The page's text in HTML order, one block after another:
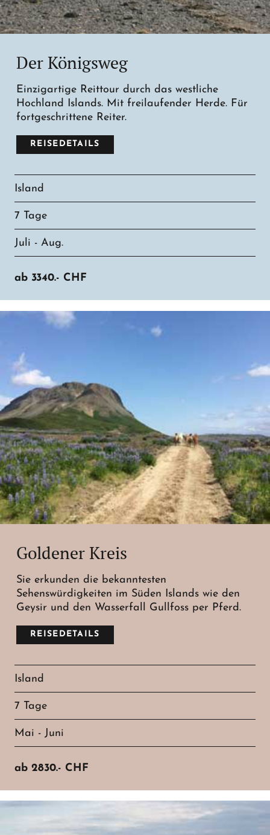
Der Königsweg
Einzigartige Reittour durch das westliche
Hochland Islands. Mit freilaufender Herde. Für
fortgeschrittene Reiter.
REISEDETAILS
Island
7 Tage
Juli - Aug.
ab 3340.- CHF
Goldener Kreis
Sie erkunden die bekanntesten
Sehenswürdigkeiten im Süden Islands wie den
Geysir und den Wasserfall Gullfoss per Pferd.
REISEDETAILS
Island
7 Tage
Mai - Juni
ab 2830.- CHF